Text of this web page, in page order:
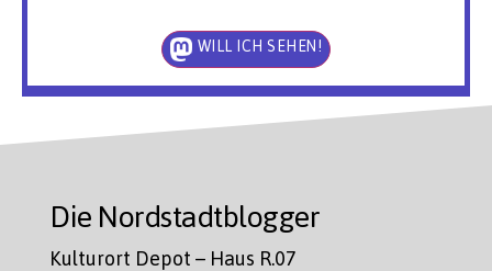
WILL ICH SEHEN!
Die Nordstadtblogger
Kulturort Depot – Haus R.07